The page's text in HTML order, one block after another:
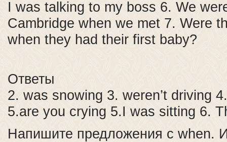
I was talking to my boss 6. We
Cambridge when we met 7. Were
when they had their first baby?
Ответы
2. was snowing 3. weren’t driving
5.are you crying 5.I was sitting 6.
Напишите предложения с when.